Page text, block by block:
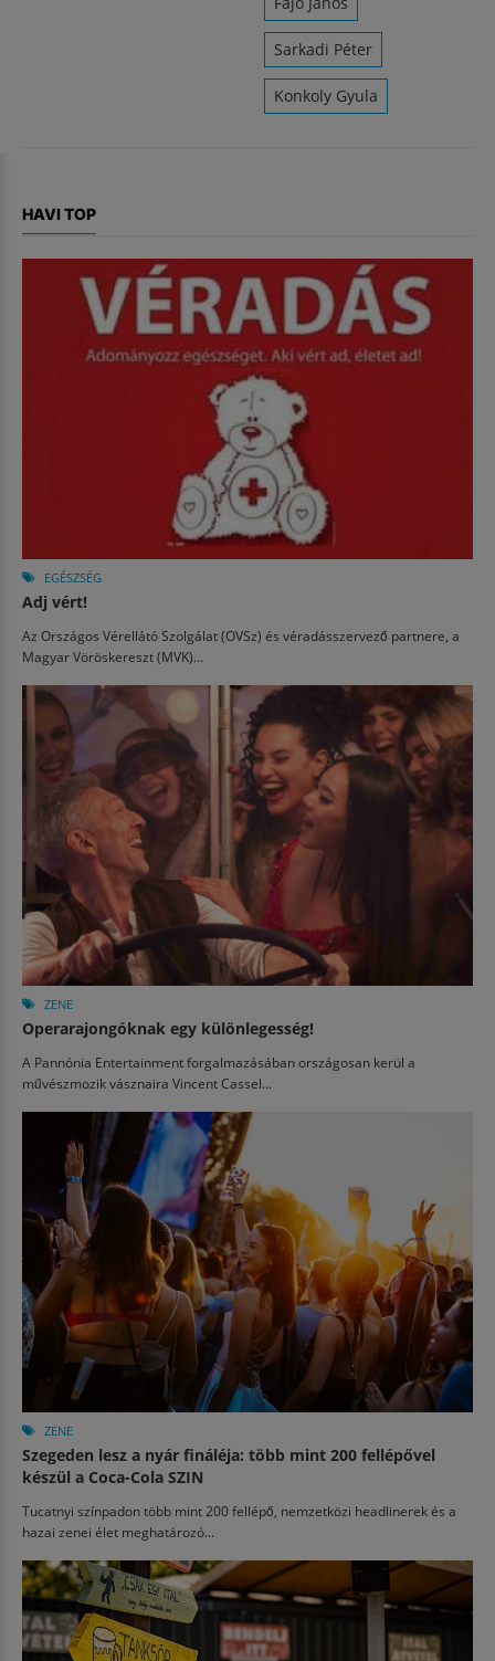
Sarkadi Péter
Konkoly Gyula
HAVI TOP
EGÉSZSÉG
Adj vért!
Az Országos Vérellátó Szolgálat (OVSz) és véradásszervező partnere, a
Magyar Vöröskereszt (MVK)...
ZENE
Operarajongóknak egy különlegesség!
A Pannónia Entertainment forgalmazásában országosan kerül a
művészmozik vásznaira Vincent Cassel...
ZENE
Szegeden lesz a nyár fináléja: több mint 200 fellépővel
készül a Coca-Cola SZIN
Tucatnyi színpadon több mint 200 fellépő, nemzetközi headlinerek és a
hazai zenei élet meghatározó...